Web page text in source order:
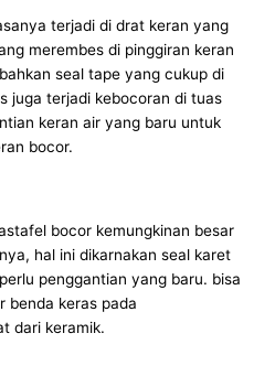
terjadi di drat keran yang
merembes di pinggiran keran
seal tape yang cukup di
juga terjadi kebocoran di tuas
keran air yang baru untuk
bocor.
bocor kemungkinan besar
hal ini dikarnakan seal karet
penggantian yang baru. bisa
benda keras pada
dari keramik.